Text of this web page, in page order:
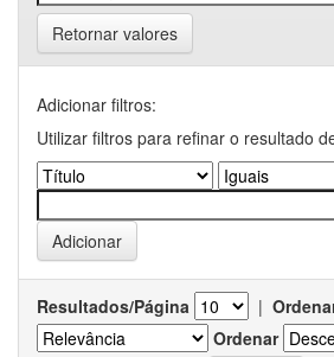
Retornar valores
Adicionar filtros:
Utilizar filtros para refinar o resultado
Resultados/Página |
Ordenar